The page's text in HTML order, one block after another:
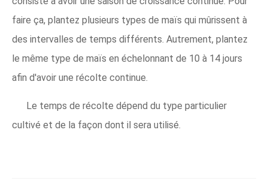
faire ça, plantez plusieurs types de maïs qui mûrissent à
des intervalles de temps différents. Autrement, plantez
le même type de maïs en échelonnant de 10 à 14 jours
afin d'avoir une récolte continue.
Le temps de récolte dépend du type particulier
cultivé et de la façon dont il sera utilisé.